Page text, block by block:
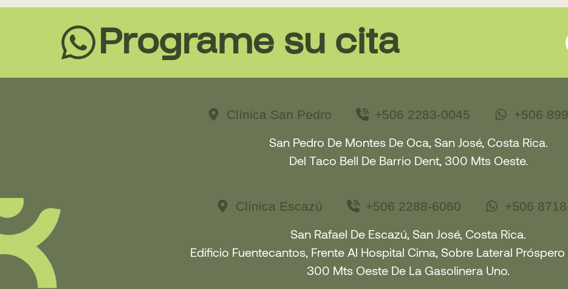
Programe su cita
Clínica San Pedro +506 2283-0045 +506
San Pedro De Montes De Oca, San José, Costa Rica.
Del Taco Bell De Barrio Dent, 300 Mts Oeste.
Clínica Escazú +506 2288-6060 +506
San Rafael De Escazú, San José, Costa Rica.
Edificio Fuentecantos, Frente Al Hospital Cima, Sobre Lateral Próspero
300 Mts Oeste De La Gasolinera Uno.